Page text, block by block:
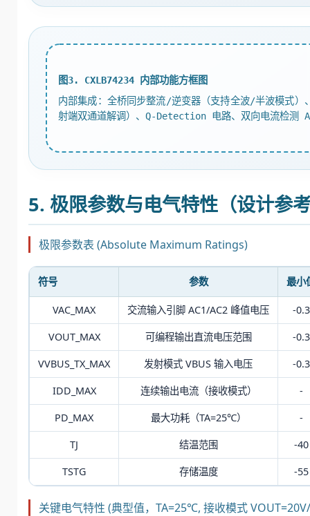
图3. CXLB74234 内部功能方框图
内部集成：全桥同步整流/逆变器（支持全波/半波模式）
射端双通道解调）、Q-Detection 电路、双向电流检测
5. 极限参数与电气特性（设计参
极限参数表 (Absolute Maximum Ratings)
符号 参数 最小
VAC_MAX 交流输入引脚 AC1/AC2 峰值电压 -0.3
VOUT_MAX 可编程输出直流电压范围 -0.3
VVBUS_TX_MAX 发射模式 VBUS 输入电压 -0.3
IDD_MAX 连续输出电流（接收模式） -
PD_MAX 最大功耗（TA=25℃） -
TJ 结温范围 -40
TSTG 存储温度 -55
关键电气特性 (典型值，TA=25℃, 接收模式